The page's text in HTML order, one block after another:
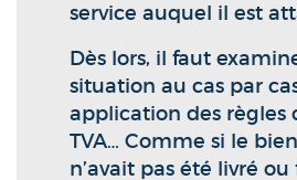
service auquel il est
Dès lors, il faut
situation au cas par
application des règles
TVA… Comme si le
n’avait pas été livré